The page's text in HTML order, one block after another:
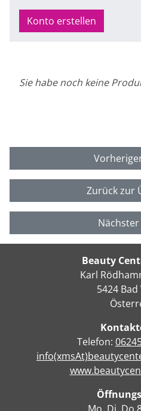
Konto erstellen
Sie habe noch keine
Zurück zur
Beauty
Karl
5424
Telefon: